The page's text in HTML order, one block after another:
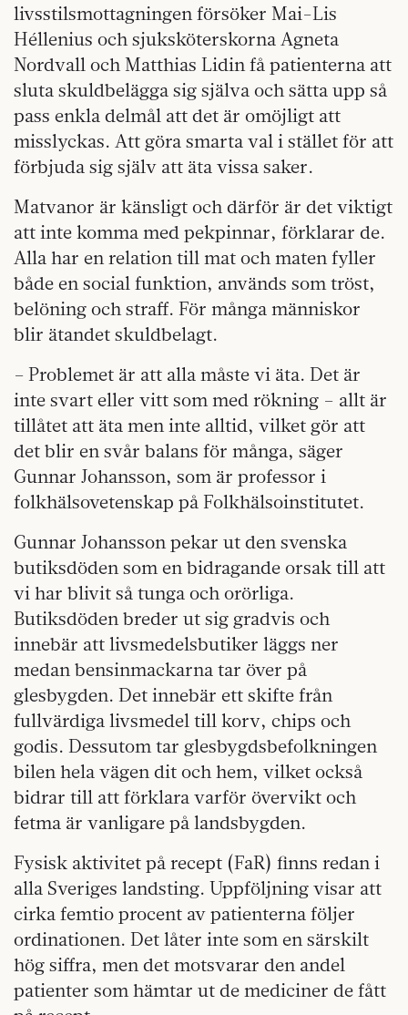
livsstilsmottagningen försöker Mai-Lis
Héllenius och sjuksköterskorna Agneta
Nordvall och Matthias Lidin få patienterna att
sluta skuldbelägga sig själva och sätta upp så
pass enkla delmål att det är omöjligt att
misslyckas. Att göra smarta val i stället för att
förbjuda sig själv att äta vissa saker.
Matvanor är känsligt och därför är det viktigt
att inte komma med pekpinnar, förklarar de.
Alla har en relation till mat och maten fyller
både en social funktion, används som tröst,
belöning och straff. För många människor
blir ätandet skuldbelagt.
– Problemet är att alla måste vi äta. Det är
inte svart eller vitt som med rökning – allt är
tillåtet att äta men inte alltid, vilket gör att
det blir en svår balans för många, säger
Gunnar Johansson, som är professor i
folkhälsovetenskap på Folkhälsoinstitutet.
Gunnar Johansson pekar ut den svenska
butiksdöden som en bidragande orsak till att
vi har blivit så tunga och orörliga.
Butiksdöden breder ut sig gradvis och
innebär att livsmedelsbutiker läggs ner
medan bensinmackarna tar över på
glesbygden. Det innebär ett skifte från
fullvärdiga livsmedel till korv, chips och
godis. Dessutom tar glesbygdsbefolkningen
bilen hela vägen dit och hem, vilket också
bidrar till att förklara varför övervikt och
fetma är vanligare på landsbygden.
Fysisk aktivitet på recept (FaR) finns redan i
alla Sveriges landsting. Uppföljning visar att
cirka femtio procent av patienterna följer
ordinationen. Det låter inte som en särskilt
hög siffra, men det motsvarar den andel
patienter som hämtar ut de mediciner de fått